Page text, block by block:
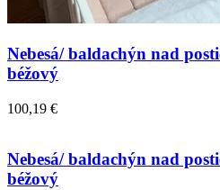
Nebesá/ baldachýn nad
béžový
100,19 €
Nebesá/ baldachýn nad
béžový